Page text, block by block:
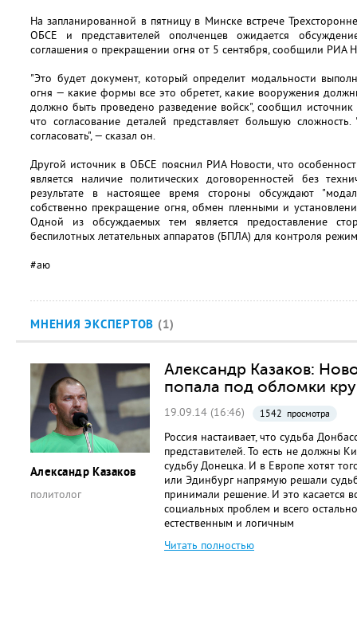
На запланированной в пятницу в Минске встрече
ОБСЕ и представителей ополченцев ожидается
соглашения о прекращении огня от 5 сентября, сообщили РИА
"Это будет документ, который определит модальности
огня — какие формы все это обретет, какие вооружения
должно быть проведено разведение войск", сообщил
что согласование деталей представляет большую
согласовать", — сказал он.
Другой источник в ОБСЕ пояснил РИА Новости, что
является наличие политических договоренностей без
результате в настоящее время стороны обсуждают
собственно прекращение огня, обмен пленными и
Одной из обсуждаемых тем является предоставление
беспилотных летательных аппаратов (БПЛА) для контроля
#аю
МНЕНИЯ ЭКСПЕРТОВ (1)
Александр Казаков
политолог
Александр Казаков:
попала под обломки
19.09.14 (16:46) 1542 просмотра
Россия настаивает, что судьба
представителей. То есть не должны
судьбу Донецка. И в Европе хотят
или Эдинбург напрямую решали
принимали решение. И это касается
социальных проблем и всего
естественным и логичным
Читать полностью